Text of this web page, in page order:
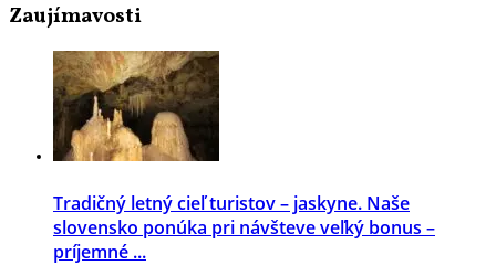
Zaujímavosti
Tradičný letný cieľ turistov – jaskyne. Naše
slovensko ponúka pri návšteve veľký bonus –
príjemné ...